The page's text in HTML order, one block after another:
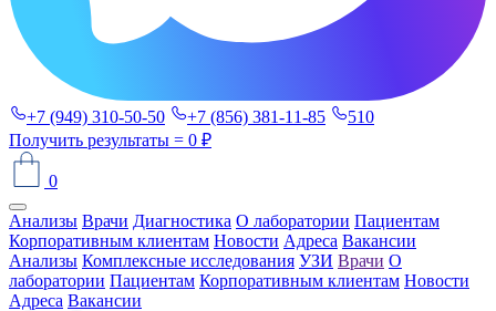
+7 (949) 310-50-50 +7 (856) 381-11-85
510
Получить результаты = 0 ₽
0
Анализы Врачи Диагностика О лаборатории Пациентам
Корпоративным клиентам Новости Адреса Вакансии
Анализы Комплексные исследования УЗИ Врачи О
лаборатории Пациентам Корпоративным клиентам Новости
Адреса Вакансии